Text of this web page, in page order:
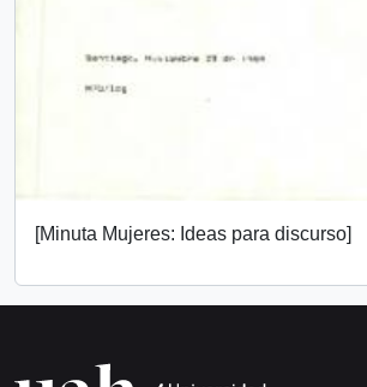
[Minuta Mujeres: Ideas para discurso]